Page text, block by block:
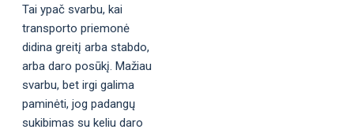
Tai ypač svarbu, kai
transporto priemonė
didina greitį arba stabdo,
arba daro posūkį. Mažiau
svarbu, bet irgi galima
paminėti, jog padangų
sukibimas su keliu daro